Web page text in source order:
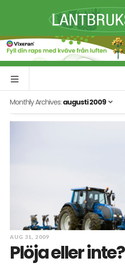
Monthly Archives: augusti 2009
AUG 31, 2009
Plöja eller inte?